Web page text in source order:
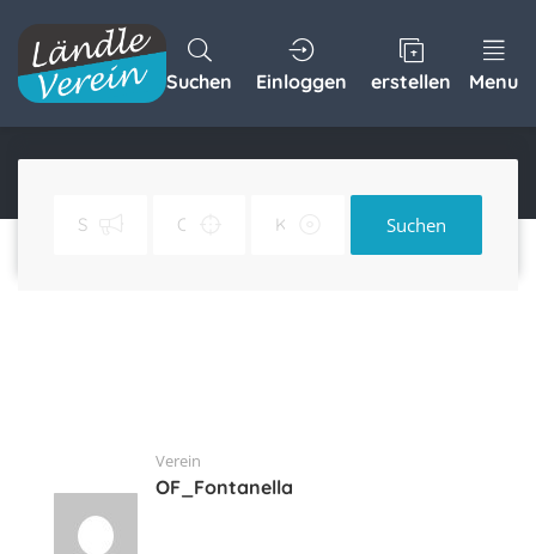
Suchen Einloggen erstellen Menu
Suchen
Verein
OF_Fontanella